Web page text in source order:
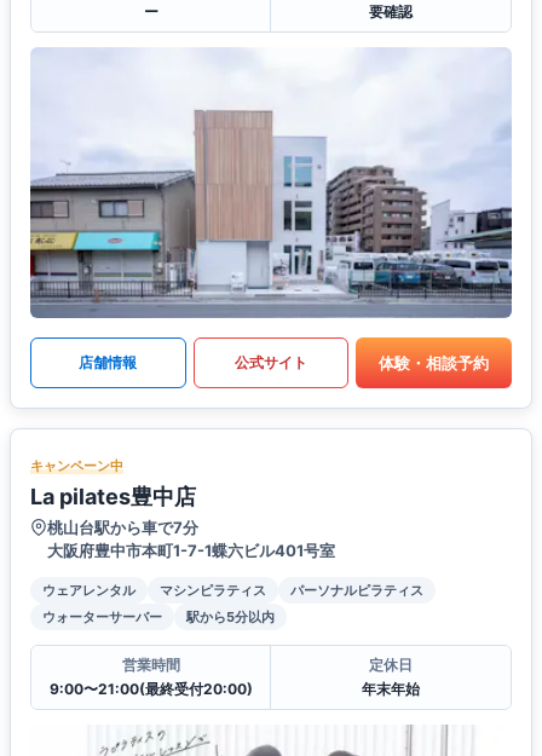
ー
要確認
店舗情報 公式サイト 体験・相談予約
キャンペーン中
La pilates豊中店
桃山台駅から車で7分
大阪府豊中市本町1-7-1蝶六ビル401号室
ウェアレンタル マシンピラティス
パーソナルピラティス
ウォーターサーバー
駅から5分以内
営業時間
9:00〜21:00(最終受付20:00)
定休日
年末年始